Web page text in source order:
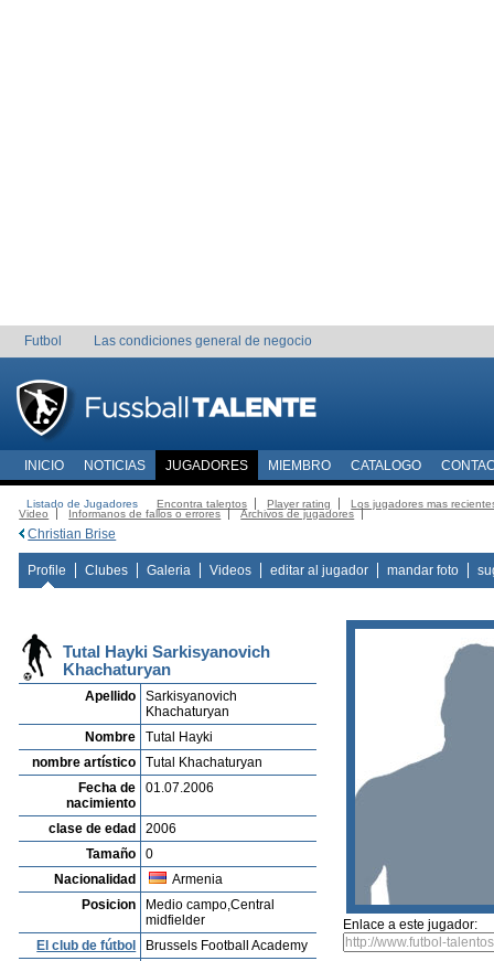
Futbol Las condiciones general de negocio
INICIO NOTICIAS JUGADORES MIEMBRO CATALOGO
Listado de Jugadores Encontra talentos Player rating
Los jugadores mas
Video
Informanos de fallos o errores Archivos de jugadores
Christian Brise
Profile Clubes Galeria Videos editar al jugador mandar foto
Tutal Hayki Sarkisyanovich
Khachaturyan
Apellido
Sarkisyanovich
Khachaturyan
Nombre
Tutal Hayki
nombre artístico
Tutal Khachaturyan
Fecha de
nacimiento
01.07.2006
clase de edad
2006
Tamaño
0
Nacionalidad
Armenia
Posicion
Medio campo,Central
midfielder
El club de fútbol
Brussels Football Academy
Enlace a este jugador: